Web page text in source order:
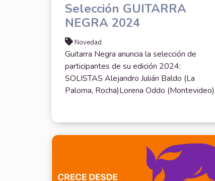
Selección GUITARRA
NEGRA 2024
Novedad
Guitarra Negra anuncia la selección de
participantes de su edición 2024:
SOLISTAS Alejandro Julián Baldo (La
Paloma, Rocha)Lorena Oddo (Montevideo)